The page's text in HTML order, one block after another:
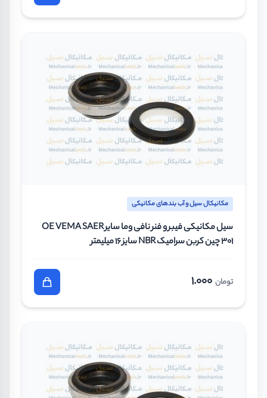
مکانیکال سیل و آب بندهای مکانیکی
سیل مکانیکی فیبر و فنر نافی وما سایر OE VEMA SAER
301 چین کربن سرامیک NBR سایز 16 میلیمتر
تومان 1.000